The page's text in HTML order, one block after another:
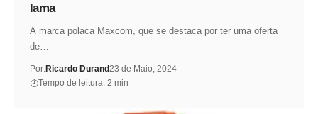
lama
A marca polaca Maxcom, que se destaca por ter uma oferta
de…
Por:Ricardo Durand23 de Maio, 2024
Tempo de leitura: 2 min